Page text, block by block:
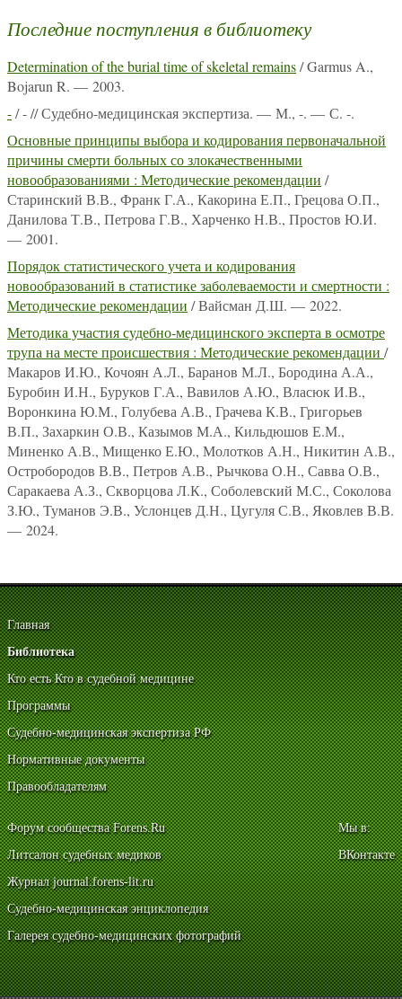
Последние поступления в библиотеку
Determination of the burial time of skeletal remains/ Garmus A.,
Bojarun R. — 2003.
-/ - // Судебно-медицинская экспертиза. — М., -. — С. -.
Основные принципы выбора и кодирования первоначальной
причины смерти больных со злокачественными
новообразованиями : Методические рекомендации /
Старинский В.В., Франк Г.А., Какорина Е.П., Грецова О.П.,
Данилова Т.В., Петрова Г.В., Харченко Н.В., Простов Ю.И.
— 2001.
Порядок статистического учета и кодирования
новообразований в статистике заболеваемости и смертности :
Методические рекомендации / Вайсман Д.Ш. — 2022.
Методика участия судебно-медицинского эксперта в осмотре
трупа на месте происшествия : Методические рекомендации /
Макаров И.Ю., Кочоян А.Л., Баранов М.Л., Бородина А.А.,
Буробин И.Н., Буруков Г.А., Вавилов А.Ю., Власюк И.В.,
Воронкина Ю.М., Голубева А.В., Грачева К.В., Григорьев
В.П., Захаркин О.В., Казымов М.А., Кильдюшов Е.М.,
Миненко А.В., Мищенко Е.Ю., Молотков А.Н., Никитин А.В.,
Остробородов В.В., Петров А.В., Рычкова О.Н., Савва О.В.,
Саракаева А.З., Скворцова Л.К., Соболевский М.С., Соколова
З.Ю., Туманов Э.В., Услонцев Д.Н., Цугуля С.В., Яковлев В.В.
— 2024.
Главная
Библиотека
Кто есть Кто в судебной медицине
Программы
Судебно-медицинская экспертиза РФ
Нормативные документы
Правообладателям
Форум сообщества Forens.Ru
Литсалон судебных медиков
Журнал journal.forens-lit.ru
Судебно-медицинская энциклопедия
Галерея судебно-медицинских фотографий
Мы в:
ВКонтакте